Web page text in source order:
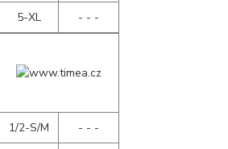
5-XL - - -
1/2-S/M
- - -